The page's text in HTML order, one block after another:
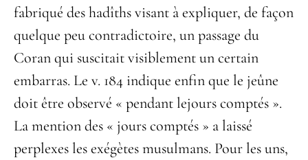
fabriqué des hadîths visant à expliquer, de façon
quelque peu contradictoire, un passage du
Coran qui suscitait visiblement un certain
embarras. Le v. 184 indique enfin que le jeûne
doit être observé « pendant lejours comptés ».
La mention des « jours comptés » a laissé
perplexes les exégètes musulmans. Pour les uns,